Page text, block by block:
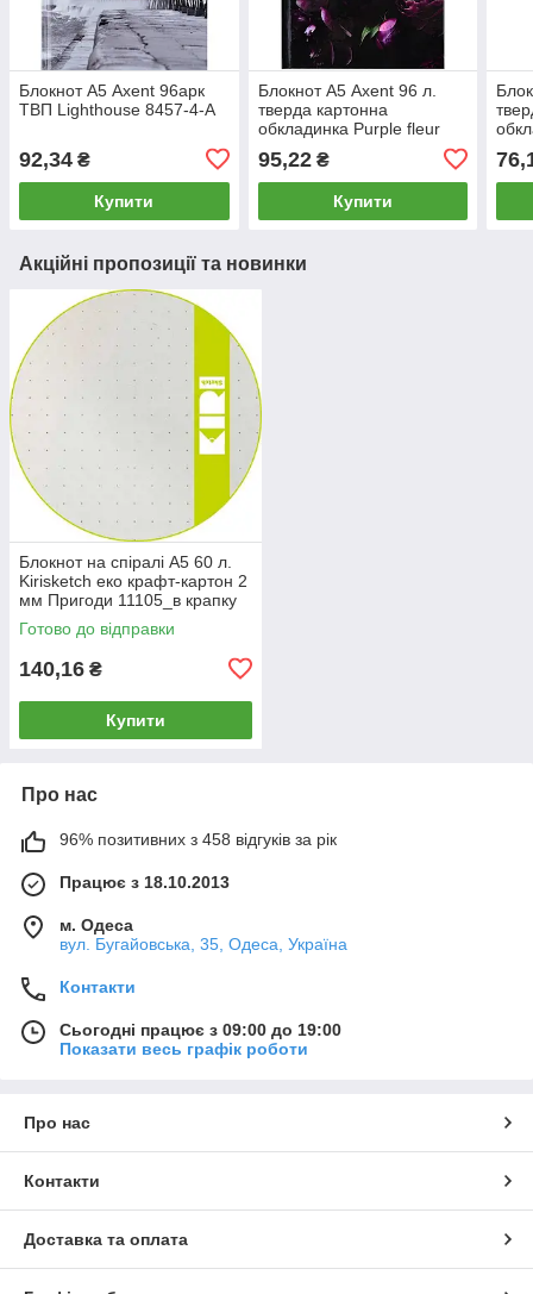
Блокнот А5 Axent 96арк
ТВП Lighthouse 8457-4-А
92,34 ₴
Купити
Блокнот А5 Axent 96 л.
тверда картонна
обкладинка Purple fleur
95,22₴
Купити
Акційні пропозиції та новинки
Блокнот на спіралі А5 60 л.
Kirisketch еко крафт-картон 2
мм Пригоди 11105_в крапку
Готово до відправки
140,16 ₴
Купити
Про нас
96% позитивних з 458 відгуків за рік
Працює з 18.10.2013
м. Одеса
вул. Бугайовська, 35, Одеса, Україна
Контакти
Сьогодні працює з 09:00 до 19:00
Показати весь графік роботи
Про нас
Контакти
Доставка та оплата